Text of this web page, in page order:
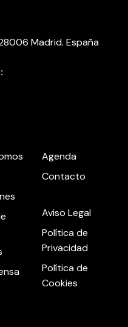
Madrid. España
Agenda
Contacto
Aviso Legal
Política de
Privacidad
Política de
Cookies